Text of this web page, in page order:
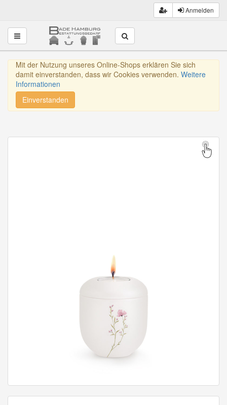
Anmelden
Toggle navigation
Mit der Nutzung unseres Online-Shops erklären Sie sich
damit einverstanden, dass wir Cookies verwenden. Weitere
Informationen
Einverstanden